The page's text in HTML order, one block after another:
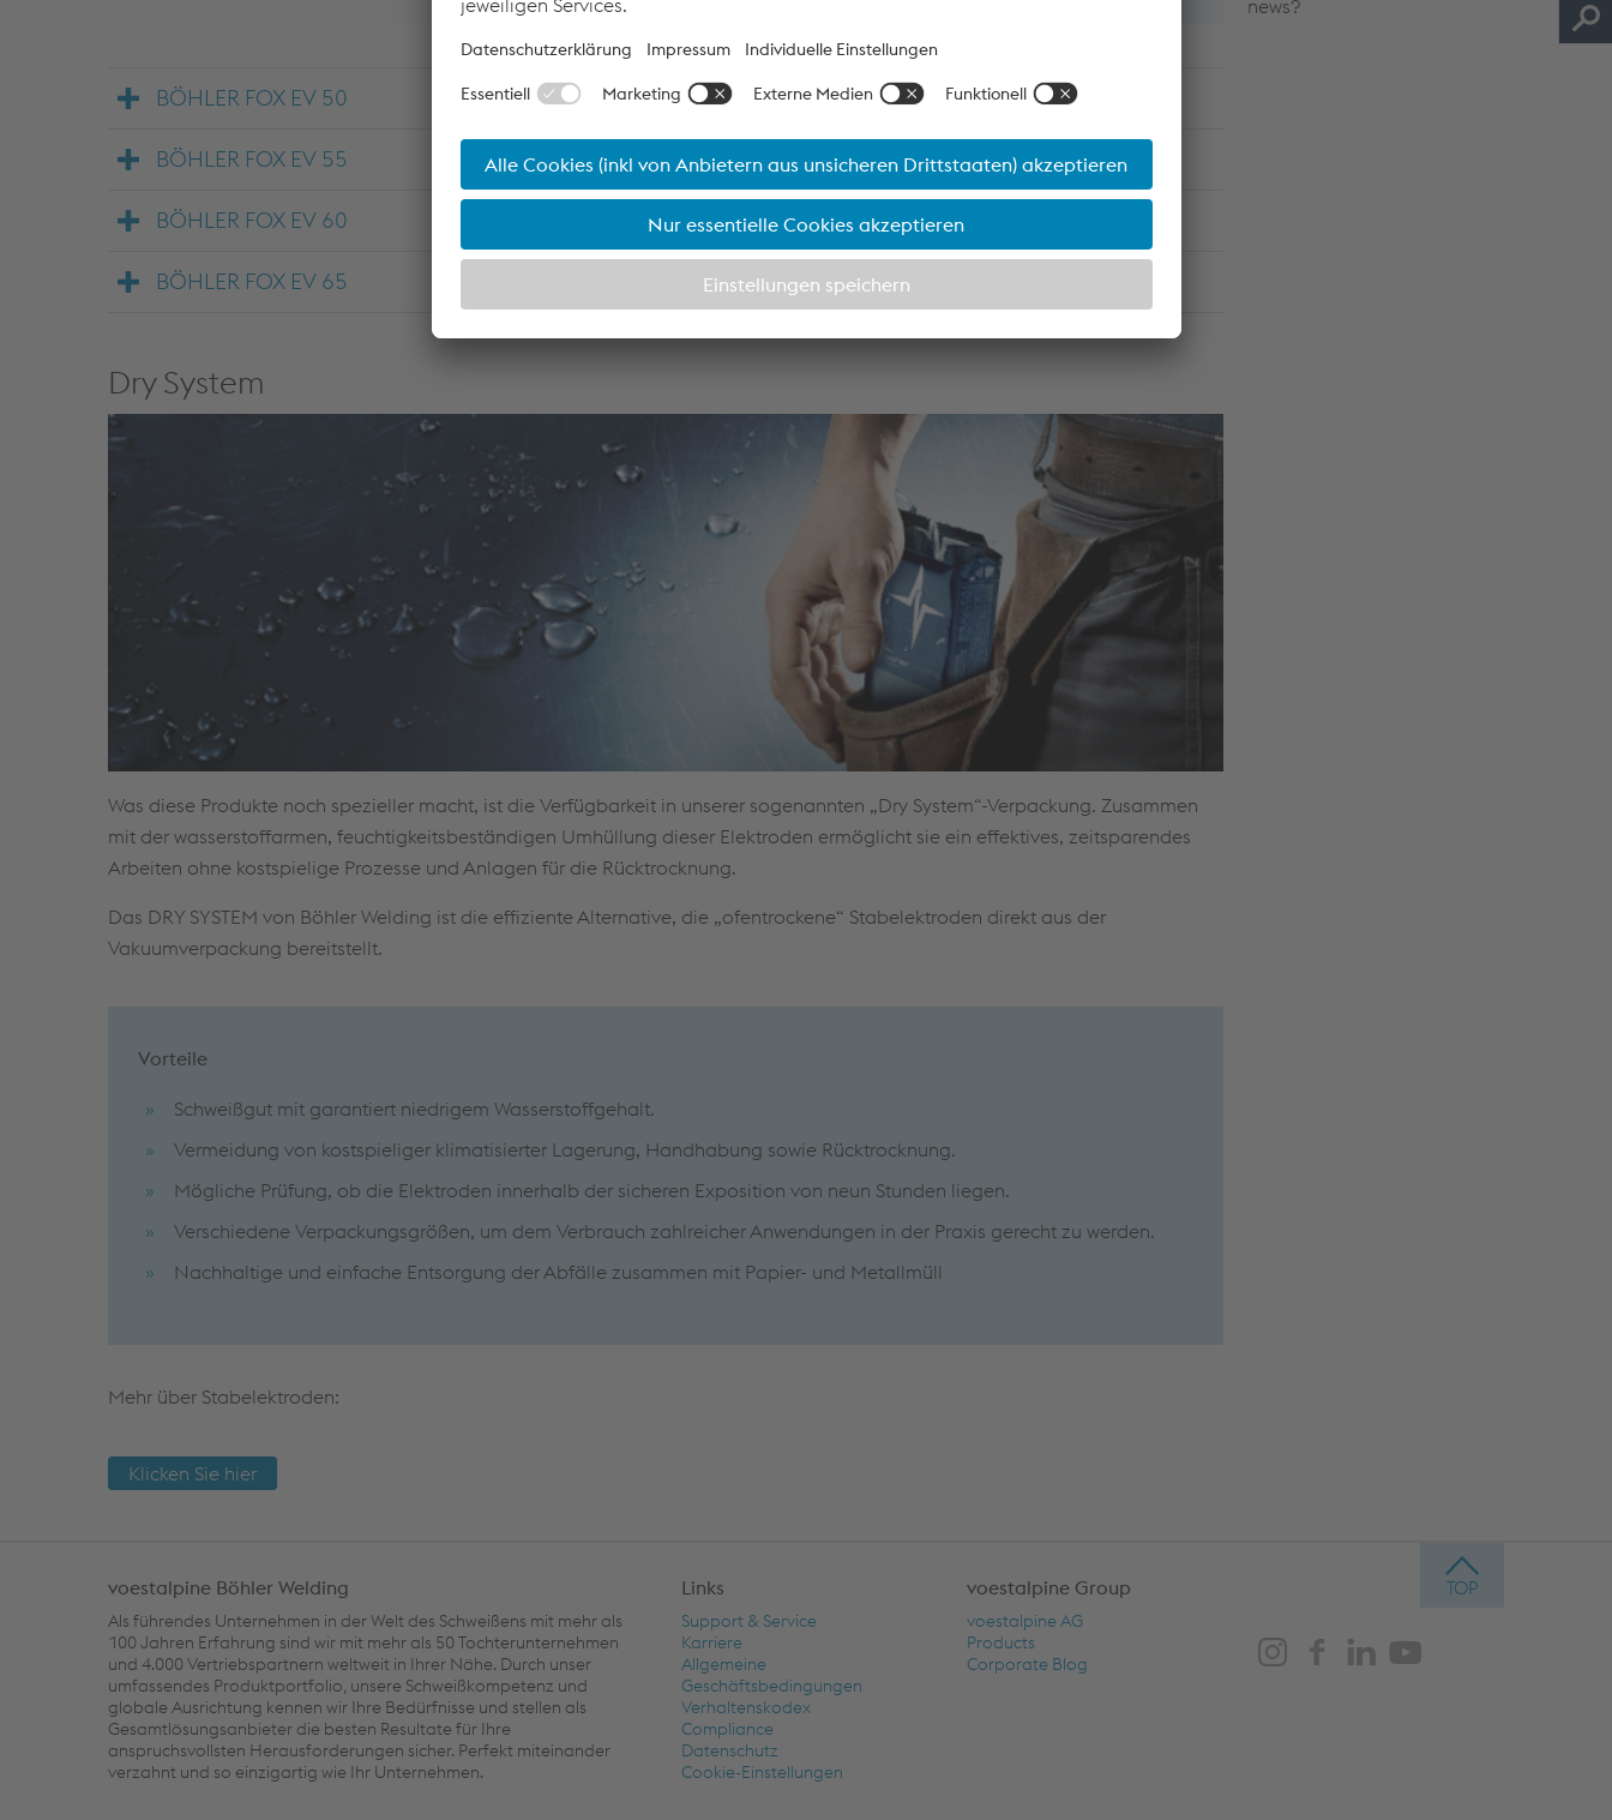
BÖHLER FOX EV 50
BÖHLER FOX EV 55
BÖHLER FOX EV 60
BÖHLER FOX EV 65
Dry System
Was diese Produkte noch spezieller macht, ist die Verfügbarkeit in unserer sogenannten „Dry System“-Verpackung. Zusammen
mit der wasserstoffarmen, feuchtigkeitsbeständigen Umhüllung dieser Elektroden ermöglicht sie ein effektives, zeitsparendes
Arbeiten ohne kostspielige Prozesse und Anlagen für die Rücktrocknung.
Das DRY SYSTEM von Böhler Welding ist die effiziente Alternative, die „ofentrockene“ Stabelektroden direkt aus der
Vakuumverpackung bereitstellt.
Vorteile
Schweißgut mit garantiert niedrigem Wasserstoffgehalt.
Vermeidung von kostspieliger klimatisierter Lagerung, Handhabung sowie Rücktrocknung.
Mögliche Prüfung, ob die Elektroden innerhalb der sicheren Exposition von neun Stunden liegen.
Verschiedene Verpackungsgrößen, um dem Verbrauch zahlreicher Anwendungen in der Praxis gerecht zu werden.
Nachhaltige und einfache Entsorgung der Abfälle zusammen mit Papier- und Metallmüll
Mehr über Stabelektroden:
Klicken Sie hier
news?
voestalpine Böhler Welding
Als führendes Unternehmen in der Welt des Schweißens mit mehr als
100 Jahren Erfahrung sind wir mit mehr als 50 Tochterunternehmen
und 4.000 Vertriebspartnern weltweit in Ihrer Nähe. Durch unser
umfassendes Produktportfolio, unsere Schweißkompetenz und
globale Ausrichtung kennen wir Ihre Bedürfnisse und stellen als
Gesamtlösungsanbieter die besten Resultate für Ihre
anspruchsvollsten Herausforderungen sicher. Perfekt miteinander
verzahnt und so einzigartig wie Ihr Unternehmen.
Links
Support & Service
Karriere
Allgemeine
Geschäftsbedingungen
Verhaltenskodex
Compliance
Datenschutz
Cookie-Einstellungen
voestalpine Group
voestalpine AG
Products
Corporate Blog